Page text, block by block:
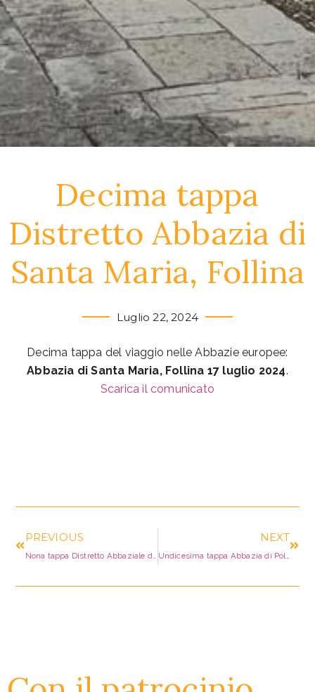
Decima tappa
Distretto Abbazia di
Santa Maria, Follina
Luglio 22, 2024
Decima tappa del viaggio nelle Abbazie europee:
Abbazia di Santa Maria, Follina 17 luglio 2024.
Scarica il comunicato
PREVIOUS
Nona tappa Distretto Abbaziale di Fulda, Germania
NEXT
Undicesima tappa Abbazia di Polirone, San Benedetto Po, Mantova